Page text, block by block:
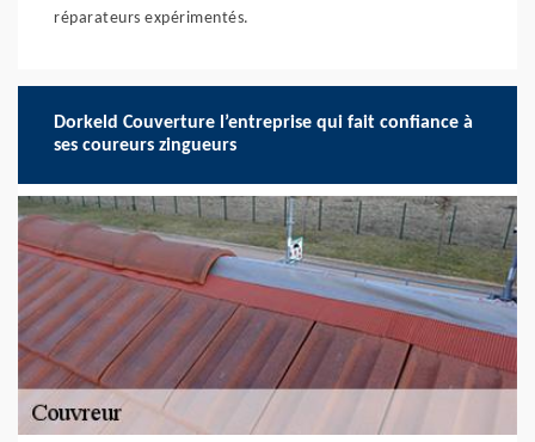
réparateurs expérimentés.
Dorkeld Couverture l’entreprise qui fait confiance à
ses coureurs zingueurs